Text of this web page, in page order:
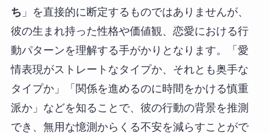
ち 」を直接的に断定するものではありませんが、
彼の生まれ持った性格や価値観、恋愛における行
動パターンを理解する手がかりとなります。「愛
情表現がストレートなタイプか、それとも奥手な
タイプか」「関係を進めるのに時間をかける慎重
派か」などを知ることで、彼の行動の背景を推測
でき、無用な憶測からくる不安を減らすことがで